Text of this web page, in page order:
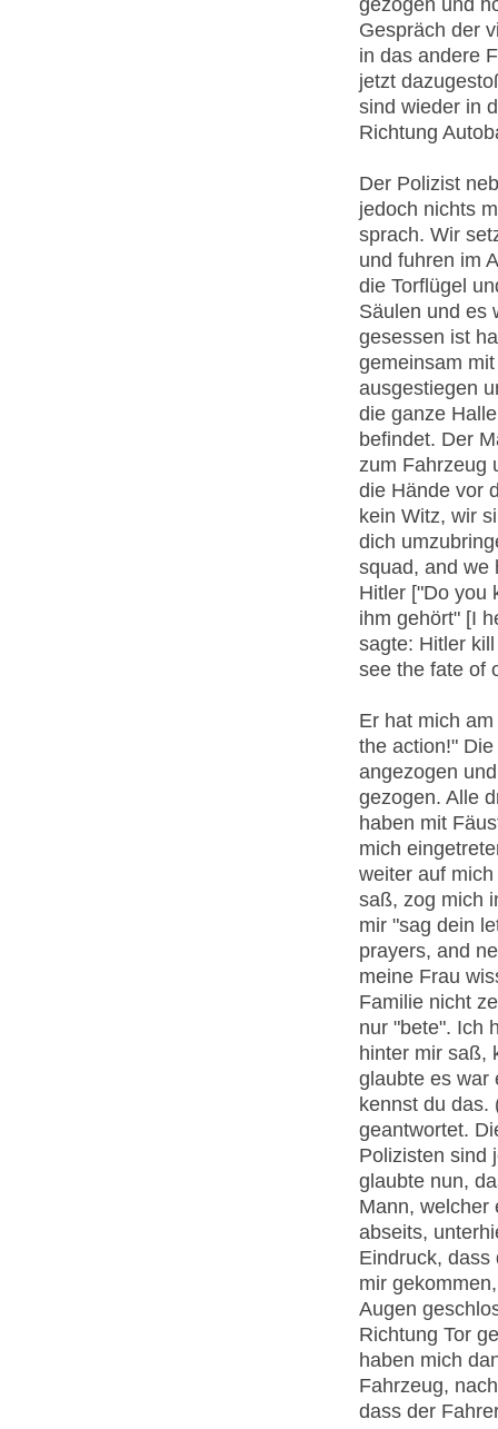
Gespräch der
in das andere
jetzt
sind wieder in
Richtung
Der Polizist
jedoch nichts
sprach. Wir
und fuhren im
die Torflügel
Säulen und es
gesessen ist
gemeinsam
ausgestiegen
die ganze
befindet. Der
zum Fahrzeug
die Hände vor
kein Witz, wir
dich
squad, and we
Hitler ["Do you
ihm gehört" [I
sagte: Hitler
see the fate of
Er hat mich
the action!"
angezogen
gezogen. Alle
haben mit
mich
weiter auf
saß, zog mich
mir "sag dein
prayers, and
meine Frau
Familie nicht
nur "bete". Ich
hinter mir saß,
glaubte es war
kennst du das.
geantwortet.
Polizisten sind
glaubte nun,
Mann, welcher
abseits,
Eindruck, dass
mir
Augen
Richtung Tor
haben mich
Fahrzeug,
dass der